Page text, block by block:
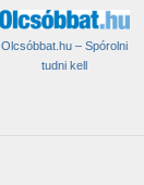
Olcsóbbat.hu – Spórolni
tudni kell